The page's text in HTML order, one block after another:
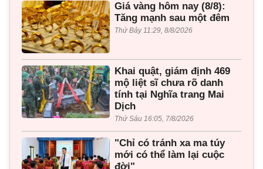
Giá vàng hôm nay (8/8):
Tăng mạnh sau một đêm
Thứ Bảy 11:29, 8/8/2026
Khai quật, giám định 469
mộ liệt sĩ chưa rõ danh
tính tại Nghĩa trang Mai
Dịch
Thứ Sáu 16:05, 7/8/2026
"Chỉ có tránh xa ma túy
mới có thể làm lại cuộc
đời"